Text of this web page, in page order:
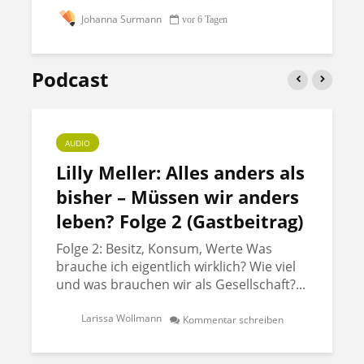
Johanna Surmann vor 6 Tagen
Podcast
AUDIO
Lilly Meller: Alles anders als
bisher – Müssen wir anders
leben? Folge 2 (Gastbeitrag)
Folge 2: Besitz, Konsum, Werte Was
brauche ich eigentlich wirklich? Wie viel
und was brauchen wir als Gesellschaft?...
Larissa Wollmann Kommentar schreiben